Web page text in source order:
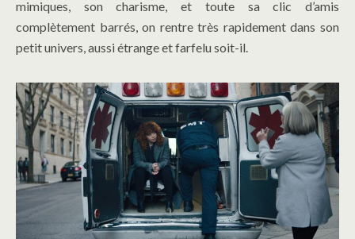
mimiques, son charisme, et toute sa clic d’amis
complètement barrés, on rentre très rapidement dans son
petit univers, aussi étrange et farfelu soit-il.